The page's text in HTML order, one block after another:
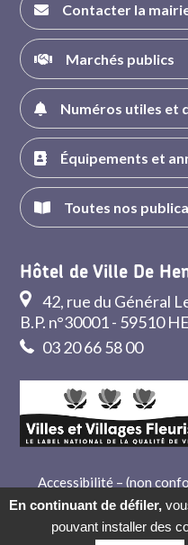
Contacter la
Marchés publics
Numéros utiles et
Équipements et
Toutes nos
Hôtel de Ville De
42, rue du Général
B.P. n°30001 - 59510
03 20 66 58 00
Accessibilité – (non
Crédits
En continuant de défiler,
pouvant installer des